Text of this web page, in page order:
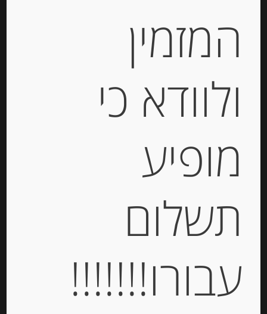
נוגט שקדים קרנצ’י מסורתי גירלאצ’ה
GUIRLONCHE ALMENDRA
-
מחיר ל 100 מ"ל : 37.34 ש"ח
מחיר ל 100 מ"ל : 37.34 ש"ח
המזמין
ולוודא כי
מופיע
תשלום
עבורו!!!!!!!